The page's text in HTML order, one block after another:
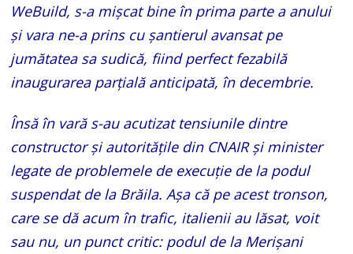
WeBuild, s-a mișcat bine în prima parte a anului
și vara ne-a prins cu șantierul avansat pe
jumătatea sa sudică, fiind perfect fezabilă
inaugurarea parțială anticipată, în decembrie.
Însă în vară s-au acutizat tensiunile dintre
constructor și autoritățile din CNAIR și minister
legate de problemele de execuție de la podul
suspendat de la Brăila. Așa că pe acest tronson,
care se dă acum în trafic, italienii au lăsat, voit
sau nu, un punct critic: podul de la Merișani